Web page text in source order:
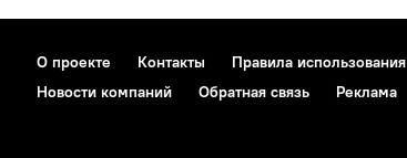
О проекте Контакты Правила использования
Новости компаний
Обратная связь Реклама